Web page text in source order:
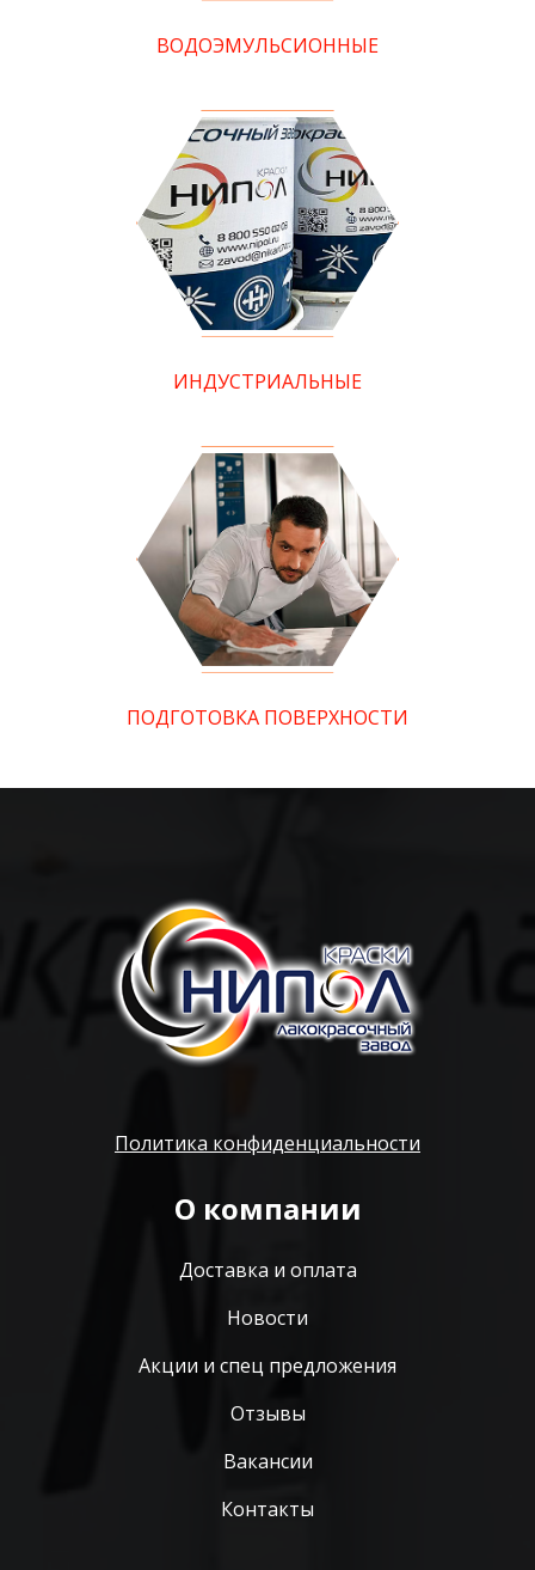
ВОДОЭМУЛЬСИОННЫЕ
ИНДУСТРИАЛЬНЫЕ
ПОДГОТОВКА ПОВЕРХНОСТИ
Политика конфиденциальности
О компании
Доставка и оплата
Новости
Акции и спец предложения
Отзывы
Вакансии
Контакты